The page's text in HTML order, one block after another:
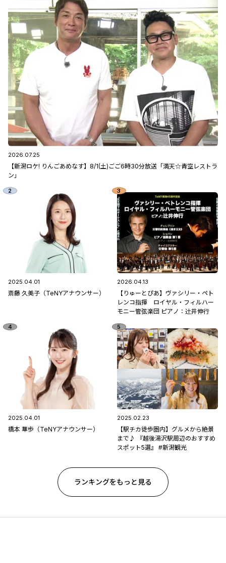
2026.07.25
【新潟ロケ! りんごあめなす】8/1(土)ごご6時30分放送「満天☆青空レストラ
ン」
2025.04.01
斎藤 久美子（TeNYアナウンサー）
2026.04.13
【りゅーとぴあ】ヴァシリー・ペト
レンコ指揮 ロイヤル・フィルハー
モニー管弦楽団 ピアノ：辻󠄀井伸行
2025.04.01
橋本 華歩（TeNYアナウンサー）
2025.02.23
【駅チカ徒歩圏内】グルメから絶景
まで♪ 『越後湯沢駅周辺のおすすめ
スポット5選』 #新潟観光
ランキングをもっと見る